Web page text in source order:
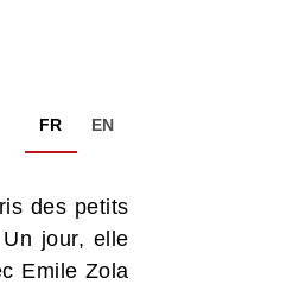
FR EN
des petits
jour, elle
Emile Zola